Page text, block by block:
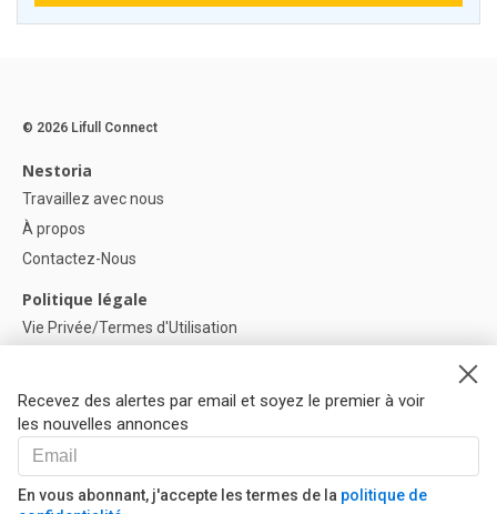
Recevez des alertes par email et soyez le premier à voir
les nouvelles annonces
En vous abonnant, j'accepte les termes de la politique de
© 2026 Lifull Connect
Nestoria
Travaillez avec nous
À propos
Contactez-Nous
Politique légale
Vie Privée/Termes d'Utilisation
Paramètres des cookies
Aide
FAQ